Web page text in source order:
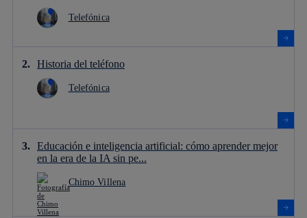
Telefónica
Historia del teléfono
Telefónica
Educación e inteligencia artificial: cómo aprender mejor
en la era de la IA sin pe...
Chimo Villena